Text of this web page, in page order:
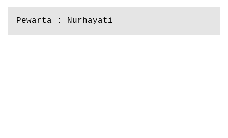
Pewarta : Nurhayati